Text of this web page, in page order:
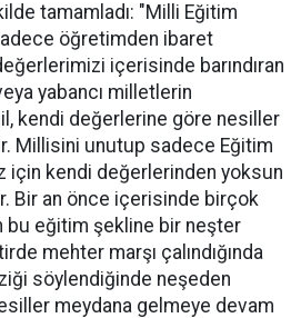
tamamladı: "Milli Eğitim
öğretimden ibaret
içerisinde barındıran
yabancı milletlerin
kendi değerlerine göre nesiller
Millisini unutup sadece Eğitim
için kendi değerlerinden yoksun
Bir an önce içerisinde birçok
bu eğitim şekline bir neşter
mehter marşı çalındığında
söylendiğinde neşeden
meydana gelmeye devam